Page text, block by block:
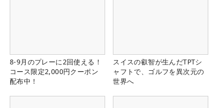
8-9月のプレーに2回使える！
コース限定2,000円クーポン
配布中！
スイスの叡智が生んだTPTシ
ャフトで、ゴルフを異次元の
世界へ